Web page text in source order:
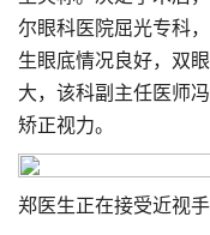
尔眼科医院屈光专科
生眼底情况良好，双
大，该科副主任医师
矫正视力。
郑医生正在接受近视手